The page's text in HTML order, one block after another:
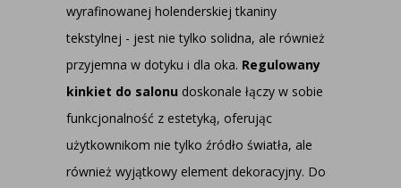
wyrafinowanej holenderskiej tkaniny
tekstylnej - jest nie tylko solidna, ale również
przyjemna w dotyku i dla oka. Regulowany
kinkiet do salonu doskonale łączy w sobie
funkcjonalność z estetyką, oferując
użytkownikom nie tylko źródło światła, ale
również wyjątkowy element dekoracyjny. Do